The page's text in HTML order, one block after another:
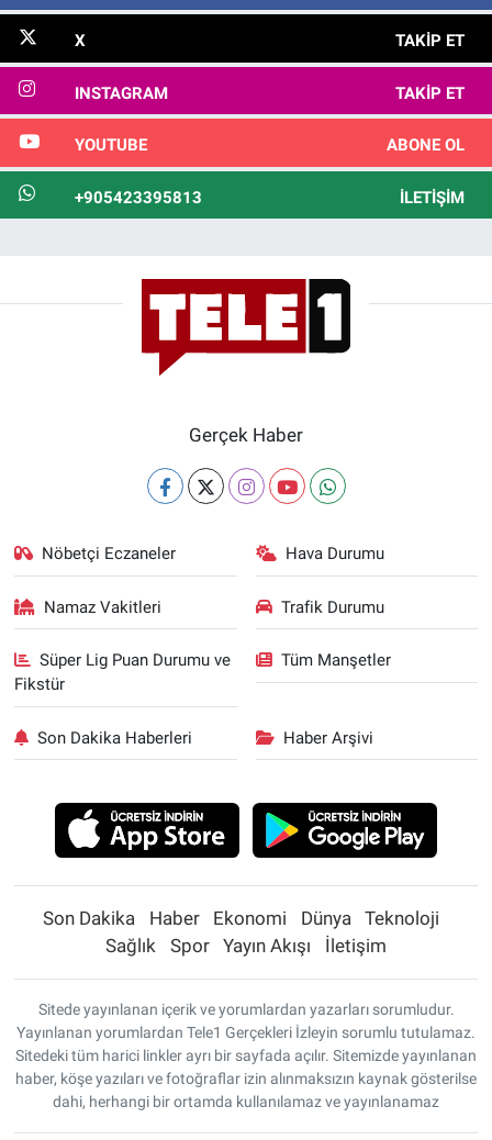
X TAKIP ET
INSTAGRAM TAKIP ET
YOUTUBE ABONE OL
+905423395813 İLETIŞIM
Gerçek Haber
Nöbetçi Eczaneler Hava Durumu
Namaz Vakitleri Trafik Durumu
Süper Lig Puan Durumu ve
Fikstür
Tüm Manşetler
Son Dakika Haberleri Haber Arşivi
Son Dakika Haber Ekonomi Dünya
Teknoloji
Sağlık
Spor Yayın Akışı İletişim
Sitede yayınlanan içerik ve yorumlardan yazarları sorumludur.
Yayınlanan yorumlardan Tele1 Gerçekleri İzleyin sorumlu tutulamaz.
Sitedeki tüm harici linkler ayrı bir sayfada açılır. Sitemizde yayınlanan
haber, köşe yazıları ve fotoğraflar izin alınmaksızın kaynak gösterilse
dahi, herhangi bir ortamda kullanılamaz ve yayınlanamaz